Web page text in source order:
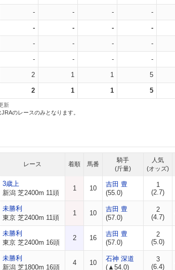
- - - -
- - - -
- - - -
- - - -
2 1 1 5
2 1 1 5
新
のレースのみとなります。
レース 着順 馬番
騎手
(斤量)
人気
(オッズ)
3歳上
新潟 芝2400m 11頭
1 10
吉田 豊
(55.0)
1
(2.7)
未勝利
東京 芝2400m 11頭
1 10
吉田 豊
(57.0)
2
(4.7)
未勝利
東京 芝2400m 16頭
2 16
吉田 豊
(57.0)
2
(5.0)
未勝利
新潟 芝1800m 16頭
4 10
石神 深道
(▲54.0)
3
(6.4)